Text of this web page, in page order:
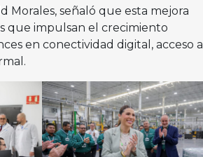
Morales, señaló que esta mejora
que impulsan el crecimiento
en conectividad digital, acceso a